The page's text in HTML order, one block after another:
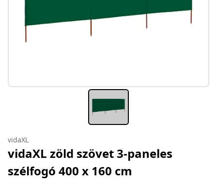
vidaXL
vidaXL zöld szövet 3-paneles
szélfogó 400 x 160 cm